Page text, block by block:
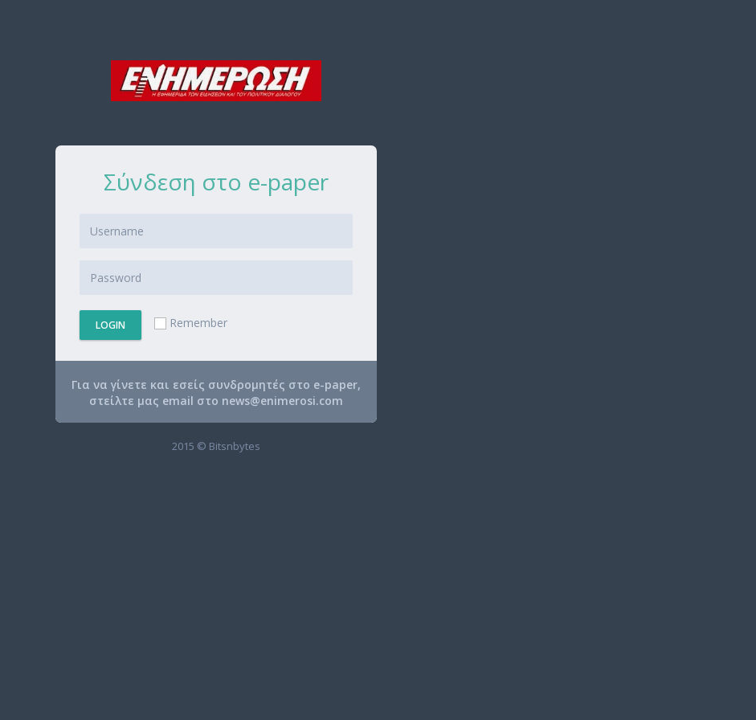
Σύνδεση στο e-paper
LOGIN Remember
Για να γίνετε και εσείς συνδρομητές στο e-paper,
στείλτε μας email στο news@enimerosi.com
2015 © Bitsnbytes